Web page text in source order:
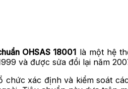
OHSAS 18001 là một hệ
và được sửa đổi lại năm
xác định và kiểm soát